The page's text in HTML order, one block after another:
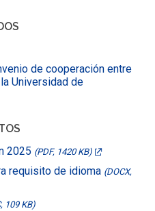
de cooperación entre
Universidad de
2025 (PDF, 1420 KB)
requisito de idioma (DOCX,
109 KB)